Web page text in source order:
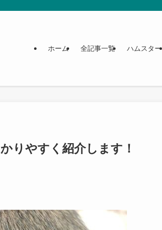
ホーム 全記事一覧 ハムスター
りやすく紹介します！